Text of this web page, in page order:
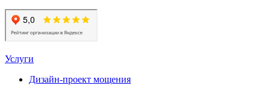
Услуги
Дизайн-проект мощения